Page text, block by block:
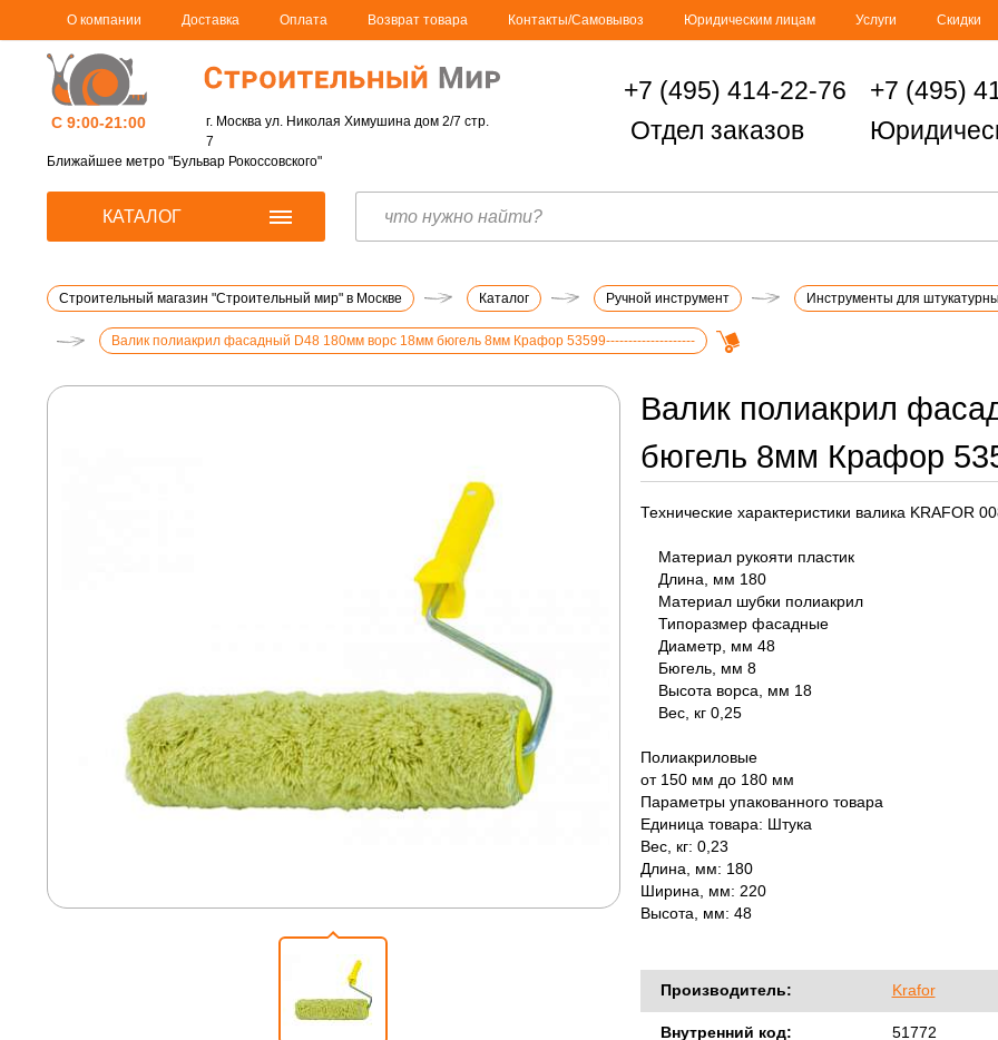
О компании Доставка Оплата Возврат товара Контакты/Самовывоз Юридическим лицам Услуги Скидки
С 9:00-21:00
г. Москва ул. Николая Химушина дом 2/7 стр.
7
Ближайшее метро "Бульвар Рокоссовского"
+7 (495) 414-22-76
Отдел заказов
+7 (495)
КАТАЛОГ
Строительный магазин "Строительный мир" в Москве Каталог Ручной инструмент Инструменты для
Валик полиакрил фасадный D48 180мм ворс 18мм бюгель 8мм Крафор 53599--------------------
Валик полиакрил
бюгель 8мм Крафор
Технические характеристики валика KRAFOR
Материал рукояти пластик
Длина, мм 180
Материал шубки полиакрил
Типоразмер фасадные
Диаметр, мм 48
Бюгель, мм 8
Высота ворса, мм 18
Вес, кг 0,25
Полиакриловые
от 150 мм до 180 мм
Параметры упакованного товара
Единица товара: Штука
Вес, кг: 0,23
Длина, мм: 180
Ширина, мм: 220
Высота, мм: 48
Производитель: Krafor
Внутренний код: 51772